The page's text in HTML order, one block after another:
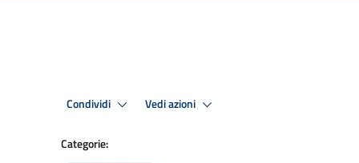
Condividi Vedi azioni
Categorie: